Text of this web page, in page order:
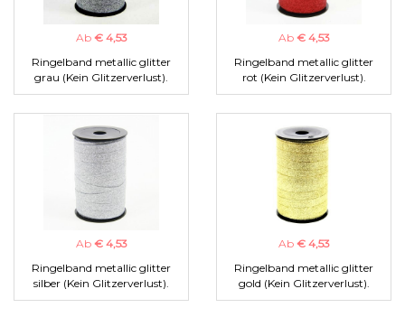
Ab € 4,53
Ringelband metallic glitter
grau (Kein Glitzerverlust).
Ab € 4,53
Ringelband metallic glitter
rot (Kein Glitzerverlust).
Ab € 4,53
Ringelband metallic glitter
silber (Kein Glitzerverlust).
Ab € 4,53
Ringelband metallic glitter
gold (Kein Glitzerverlust).